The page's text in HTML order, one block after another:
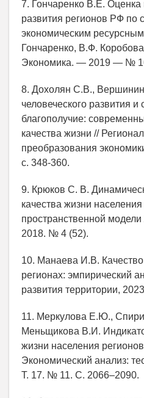
7. Гончаренко В.Е.
развития регионов РФ по
экономическим
Гончаренко, В.Ф.
Экономика. — 2019 — №
8. Дохолян С.В.,
человеческого развития и
благополучие:
качества жизни //
преобразования
c. 348-360.
9. Крюков С. В.
качества жизни
пространственной модели
2018. № 4 (52).
10. Манаева И.В.
регионах: эмпирический
развития территории,
11. Меркулова Е.Ю.,
Меньщикова В.И.
жизни населения
Экономический анализ:
Т. 17. № 11. С. 2066–2090.